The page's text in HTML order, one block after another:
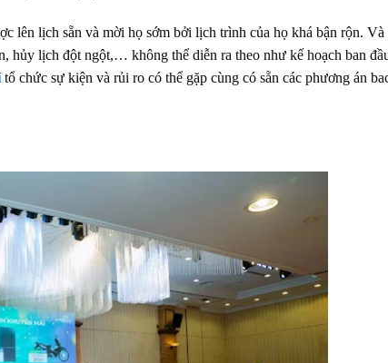
lên lịch sẵn và mời họ sớm bởi lịch trình của họ khá bận rộn. Và
hủy lịch đột ngột,… không thể diễn ra theo như kế hoạch ban
tổ chức sự kiện và rủi ro có thể gặp cùng có sẵn các phương án